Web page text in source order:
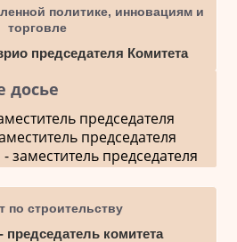
политике, инновациям и
торговле
председателя Комитета
досье
председателя
председателя
- заместитель председателя
по строительству
- председатель комитета